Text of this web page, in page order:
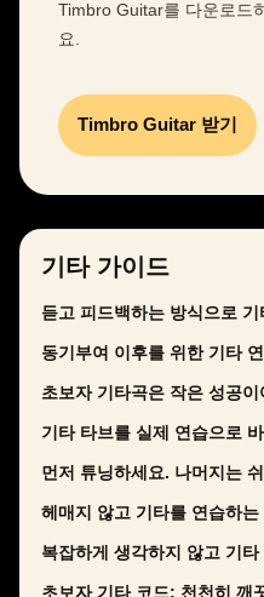
Timbro Guitar를 다운로드
요.
Timbro Guitar 받기
기타 가이드
듣고 피드백하는 방식으로 기
동기부여 이후를 위한 기타
초보자 기타곡은 작은 성공
기타 타브를 실제 연습으로 바
먼저 튜닝하세요. 나머지는
헤매지 않고 기타를 연습하는
복잡하게 생각하지 않고 기타
초보자 기타 코드: 천천히 깨